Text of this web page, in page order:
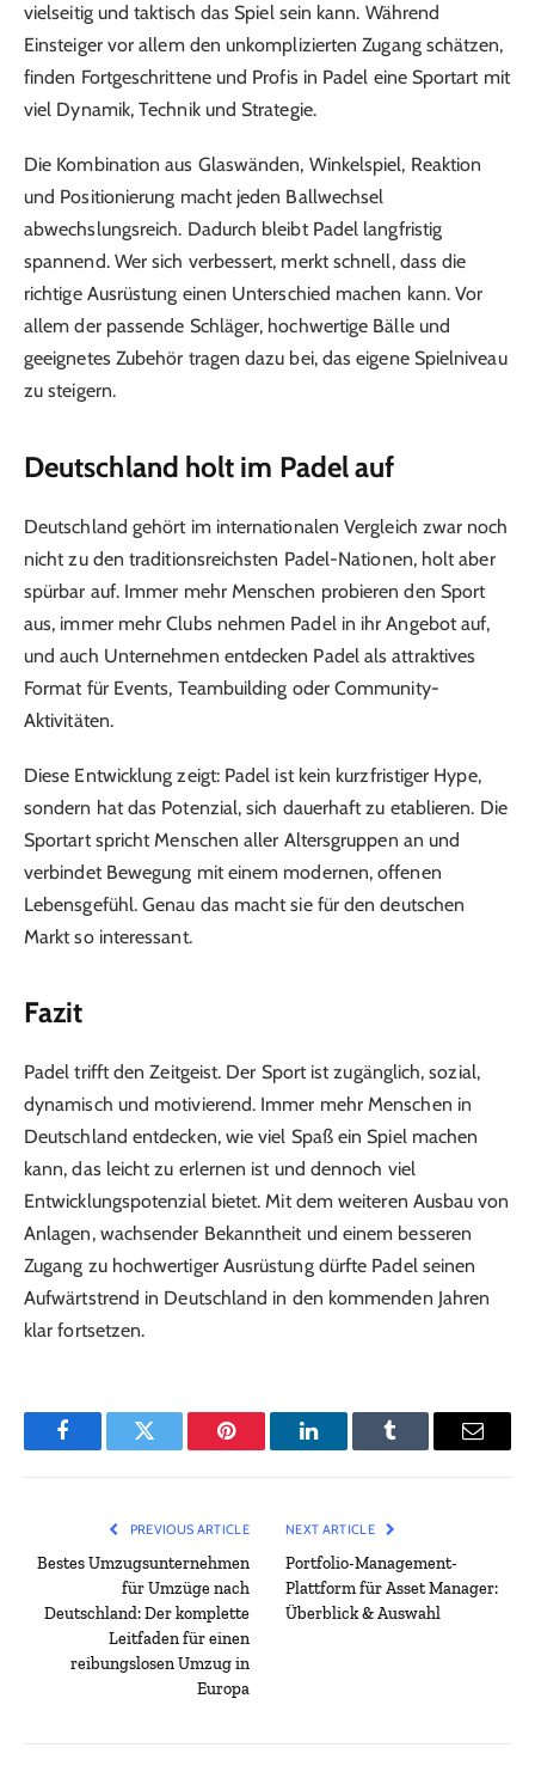
vielseitig und taktisch das Spiel sein kann. Während
Einsteiger vor allem den unkomplizierten Zugang schätzen,
finden Fortgeschrittene und Profis in Padel eine Sportart mit
viel Dynamik, Technik und Strategie.
Die Kombination aus Glaswänden, Winkelspiel, Reaktion
und Positionierung macht jeden Ballwechsel
abwechslungsreich. Dadurch bleibt Padel langfristig
spannend. Wer sich verbessert, merkt schnell, dass die
richtige Ausrüstung einen Unterschied machen kann. Vor
allem der passende Schläger, hochwertige Bälle und
geeignetes Zubehör tragen dazu bei, das eigene Spielniveau
zu steigern.
Deutschland holt im Padel auf
Deutschland gehört im internationalen Vergleich zwar noch
nicht zu den traditionsreichsten Padel-Nationen, holt aber
spürbar auf. Immer mehr Menschen probieren den Sport
aus, immer mehr Clubs nehmen Padel in ihr Angebot auf,
und auch Unternehmen entdecken Padel als attraktives
Format für Events, Teambuilding oder Community-
Aktivitäten.
Diese Entwicklung zeigt: Padel ist kein kurzfristiger Hype,
sondern hat das Potenzial, sich dauerhaft zu etablieren. Die
Sportart spricht Menschen aller Altersgruppen an und
verbindet Bewegung mit einem modernen, offenen
Lebensgefühl. Genau das macht sie für den deutschen
Markt so interessant.
Fazit
Padel trifft den Zeitgeist. Der Sport ist zugänglich, sozial,
dynamisch und motivierend. Immer mehr Menschen in
Deutschland entdecken, wie viel Spaß ein Spiel machen
kann, das leicht zu erlernen ist und dennoch viel
Entwicklungspotenzial bietet. Mit dem weiteren Ausbau von
Anlagen, wachsender Bekanntheit und einem besseren
Zugang zu hochwertiger Ausrüstung dürfte Padel seinen
Aufwärtstrend in Deutschland in den kommenden Jahren
klar fortsetzen.
FacebookTwitter Pinterest LinkedInTumblr Email
PREVIOUS ARTICLE
Bestes Umzugsunternehmen
für Umzüge nach
Deutschland: Der komplette
Leitfaden für einen
reibungslosen Umzug in
Europa
NEXT ARTICLE
Portfolio-Management-
Plattform für Asset Manager:
Überblick & Auswahl